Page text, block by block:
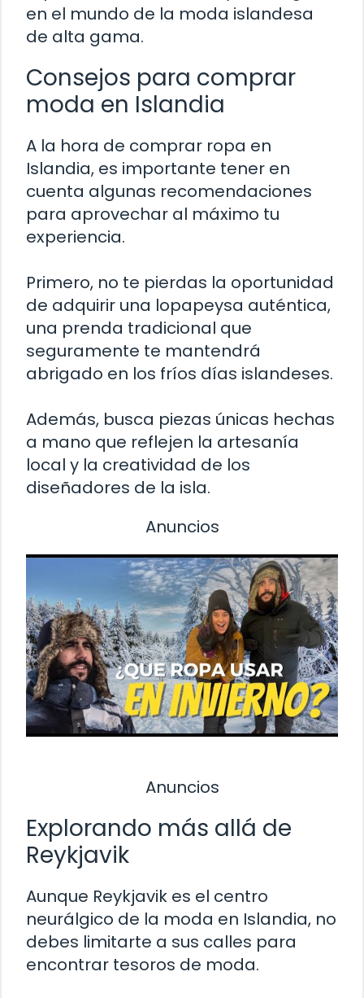
en el mundo de la moda islandesa
de alta gama.
Consejos para comprar
moda en Islandia
A la hora de comprar ropa en
Islandia, es importante tener en
cuenta algunas recomendaciones
para aprovechar al máximo tu
experiencia.
Primero, no te pierdas la oportunidad
de adquirir una lopapeysa auténtica,
una prenda tradicional que
seguramente te mantendrá
abrigado en los fríos días islandeses.
Además, busca piezas únicas hechas
a mano que reflejen la artesanía
local y la creatividad de los
diseñadores de la isla.
Anuncios
Anuncios
Explorando más allá de
Reykjavik
Aunque Reykjavik es el centro
neurálgico de la moda en Islandia, no
debes limitarte a sus calles para
encontrar tesoros de moda.